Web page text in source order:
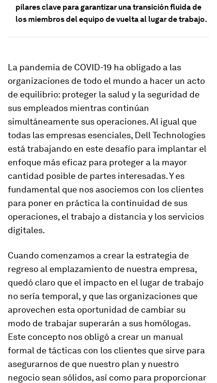
pilares clave para garantizar una transición fluida de
los miembros del equipo de vuelta al lugar de trabajo.
La pandemia de COVID-19 ha obligado a las
organizaciones de todo el mundo a hacer un acto
de equilibrio: proteger la salud y la seguridad de
sus empleados mientras continúan
simultáneamente sus operaciones. Al igual que
todas las empresas esenciales, Dell Technologies
está trabajando en este desafío para implantar el
enfoque más eficaz para proteger a la mayor
cantidad posible de partes interesadas. Y es
fundamental que nos asociemos con los clientes
para poner en práctica la continuidad de sus
operaciones, el trabajo a distancia y los servicios
digitales.
Cuando comenzamos a crear la estrategia de
regreso al emplazamiento de nuestra empresa,
quedó claro que el impacto en el lugar de trabajo
no sería temporal, y que las organizaciones que
aprovechen esta oportunidad de cambiar su
modo de trabajar superarán a sus homólogas.
Este concepto nos obligó a crear un manual
formal de tácticas con los clientes que sirve para
asegurarnos de que nuestro plan y nuestro
negocio sean sólidos, así como para proporcionar